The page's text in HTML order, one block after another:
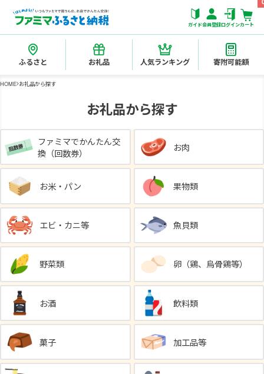
ガイド会員登録ログインカート
ふるさと お礼品 人気ランキング 寄附可能額
HOME お礼品から探す
お礼品から探す
ファミマでかんたん交
換（回数券）
お肉
お米・パン 果物類
エビ・カニ等 魚貝類
野菜類 卵（鶏、烏骨鶏等）
お酒 飲料類
菓子 加工品等